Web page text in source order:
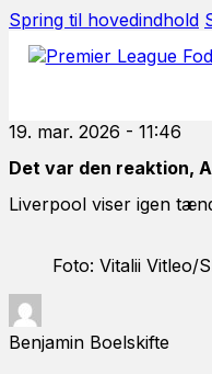
Spring til hovedindhold
19. mar. 2026 - 11:46
Det var den reaktion,
Liverpool viser igen
Foto: Vitalii Vitleo/
Benjamin Boelskifte